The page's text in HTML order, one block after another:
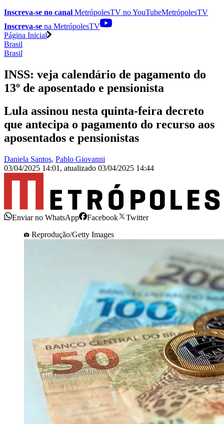
Inscreva-se no canal MetrópolesTV noYouTubeMetrópolesTV
Inscreva-se na MetrópolesTV
Página Inicial
Brasil
Brasil
INSS: veja calendário de pagamento do
13º de aposentado e pensionista
Lula assinou nesta quinta-feira decreto
que antecipa o pagamento do recurso aos
aposentados e pensionistas
Daniela Santos, Pablo Giovanni
03/04/2025 14:01 , atualizado 03/04/2025 14:44
Enviar no WhatsApp Facebook
Twitter
Reprodução/Getty Images